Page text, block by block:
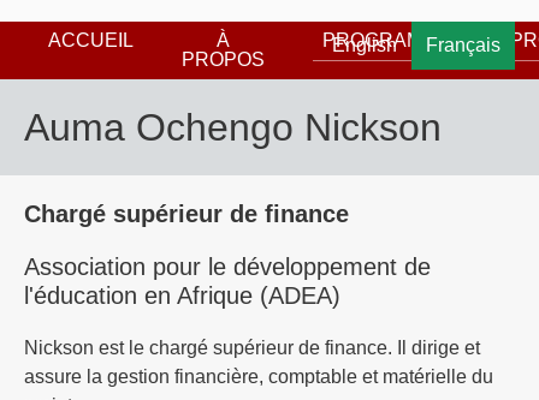
English Français
ACCUEIL
À
PROPOS
PROGRAMMES
Auma Ochengo Nickson
Chargé supérieur de finance
Association pour le développement de
l'éducation en Afrique (ADEA)
Nickson est le chargé supérieur de finance. Il dirige et
assure la gestion financière, comptable et matérielle du